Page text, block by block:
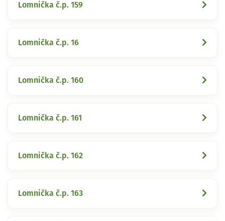
Lomnička č.p. 159
Lomnička č.p. 16
Lomnička č.p. 160
Lomnička č.p. 161
Lomnička č.p. 162
Lomnička č.p. 163